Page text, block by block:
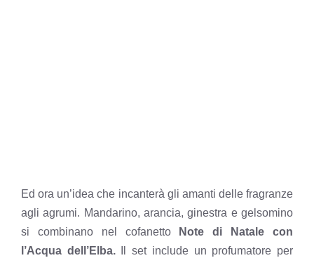
Ed ora un’idea che incanterà gli amanti delle fragranze
agli agrumi. Mandarino, arancia, ginestra e gelsomino
si combinano nel cofanetto
Note di Natale con
l’Acqua dell’Elba.Il set include un profumatore per